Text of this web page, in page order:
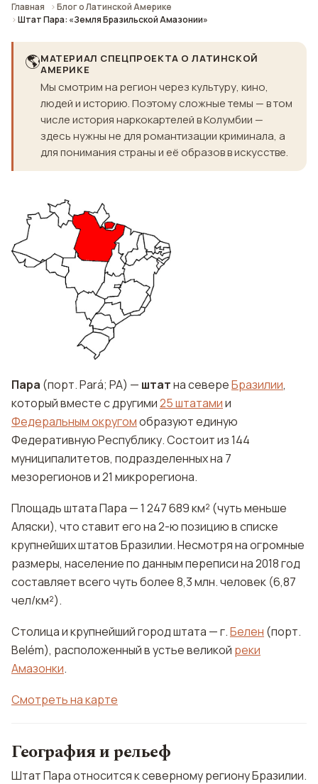
Главная
Блог о Латинской Америке
Штат Пара: «Земля Бразильской Амазонии»
🌎МАТЕРИАЛ СПЕЦПРОЕКТА О ЛАТИНСКОЙ
АМЕРИКЕ
Мы смотрим на регион через культуру, кино,
людей и историю. Поэтому сложные темы — в том
числе история наркокартелей в Колумбии —
здесь нужны не для романтизации криминала, а
для понимания страны и её образов в искусстве.
Пара (порт. Pará; PA) — штатна севереБразилии,
который вместе с другими25 штатамии
Федеральным округомобразуют единую
Федеративную Республику. Состоит из 144
муниципалитетов, подразделенных на 7
мезорегионов и 21 микрорегиона.
Площадь штата Пара — 1 247 689 км² (чуть меньше
Аляски), что ставит его на 2-ю позицию в списке
крупнейших штатов Бразилии. Несмотря на огромные
размеры, население по данным переписи на 2018 год
составляет всего чуть более 8,3 млн. человек (6,87
чел/км²).
Столица и крупнейший город штата — г.Белен (порт.
Belém), расположенный в устье великой реки
Амазонки.
Смотреть на карте
География и рельеф
Штат Пара относится к северному региону Бразилии.